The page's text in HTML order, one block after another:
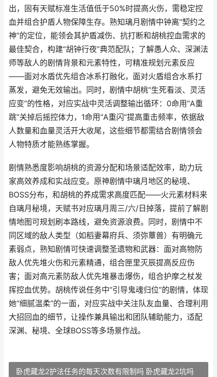
出，固有天赋标准生活值低于50%时提高火伤，需稳定控
血并组合护盾人物保障生存。熟知璃月剧情中钟离“契约之
神”的定位，能领会其护盾减伤、抗打断和胡桃控血需求的
最佳契合，构建“胡钟行夜”典范配队；了解愚人众、深渊法
师等敌人的剧情背景和元素特性，可精准规划元素反应
——面对水盾优先组合冰系打融化，面对火盾组合水系打
蒸发，避免无效输出。同时，剧情中胡桃“生死看淡、灵活
应变”的性格，对应实战中灵活调整输出循环：0命用“A重
跳”关掉后摇控体力，1命用“A重闪”提高重击频率，依据敌
人数量和血量灵活开大收尾，这些细节都需结合剧情领会
人物特质才能熟练掌握。
剧情熟悉度影响胡桃的资源分配和场景适配效率，助力玩
家高效养成和实战应变。原神剧情中璃月地区的秘境、
BOSS分布，和胡桃的养成需求高度匹配——火元素材料来
自璃月秘境，天赋书对应璃月周三/六/日掉落，提前了解剧
情地图可规划刷本路线，避免资源浪费。同时，剧情中不
同区域的敌人类型（如稻妻幕府兵、须弥蕈兽）有明确元
素弱点，熟知剧情可快速调整圣遗物和武器：面对高物防
敌人优先堆火伤和元素精通，组合匣里灭辰提高反应伤
害；面对高元素防敌人优先堆暴击爆伤，组合护摩之杖发
挥控血优势。胡桃传说任务中“引导鬼魂归位”的剧情，体现
她“细腻温柔”的一面，对应实战中关注队友血量、合理利用
大招回血的细节，让操作兼具输出和团队辅助能力，适配
深渊、秘境、全球BOSS等多场景作战。
卧虎藏龙2护法任务的每天次数有限制吗 卧虎藏龙2坑吗